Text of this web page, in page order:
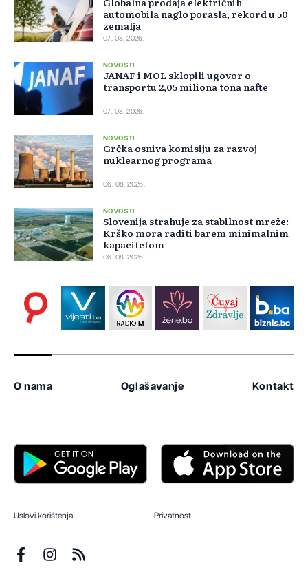
automobila naglo porasla, rekord u 50
zemalja
07. 08. 2026.
NOVOSTI
JANAF i MOL sklopili ugovor o
transportu 2,05 miliona tona nafte
07. 08. 2026.
NOVOSTI
Grčka osniva komisiju za razvoj
nuklearnog programa
06. 08. 2026.
NOVOSTI
Slovenija strahuje za stabilnost mreže:
Krško mora raditi barem minimalnim
kapacitetom
06. 08. 2026.
O nama Oglašavanje Kontakt
Uslovi korištenja Privatnost